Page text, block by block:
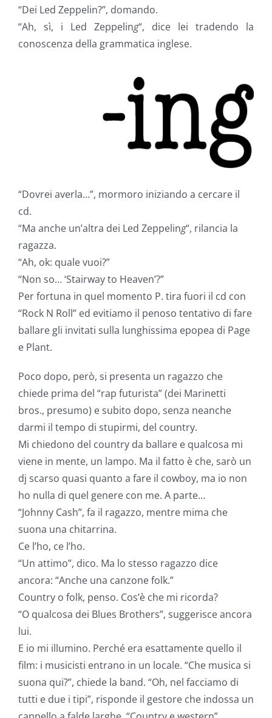
“Dei Led Zeppelin?”, domando.
“Ah, sì, i Led Zeppeling“, dice lei tradendo la
conoscenza della grammatica inglese.
“Dovrei averla…”, mormoro iniziando a cercare il
cd.
“Ma anche un’altra dei Led Zeppeling“, rilancia la
ragazza.
“Ah, ok: quale vuoi?”
“Non so… ‘Stairway to Heaven’?”
Per fortuna in quel momento P. tira fuori il cd con
“Rock N Roll” ed evitiamo il penoso tentativo di fare
ballare gli invitati sulla lunghissima epopea di Page
e Plant.
Poco dopo, però, si presenta un ragazzo che
chiede prima del “rap futurista” (dei Marinetti
bros., presumo) e subito dopo, senza neanche
darmi il tempo di stupirmi, del country.
Mi chiedono del country da ballare e qualcosa mi
viene in mente, un lampo. Ma il fatto è che, sarò un
dj scarso quasi quanto a fare il cowboy, ma io non
ho nulla di quel genere con me. A parte…
“Johnny Cash”, fa il ragazzo, mentre mima che
suona una chitarrina.
Ce l’ho, ce l’ho.
“Un attimo”, dico. Ma lo stesso ragazzo dice
ancora: “Anche una canzone folk.”
Country o folk, penso. Cos’è che mi ricorda?
“O qualcosa dei Blues Brothers”, suggerisce ancora
lui.
E io mi illumino. Perché era esattamente quello il
film: i musicisti entrano in un locale. “Che musica si
suona qui?”, chiede la band. “Oh, nel facciamo di
tutti e due i tipi”, risponde il gestore che indossa un